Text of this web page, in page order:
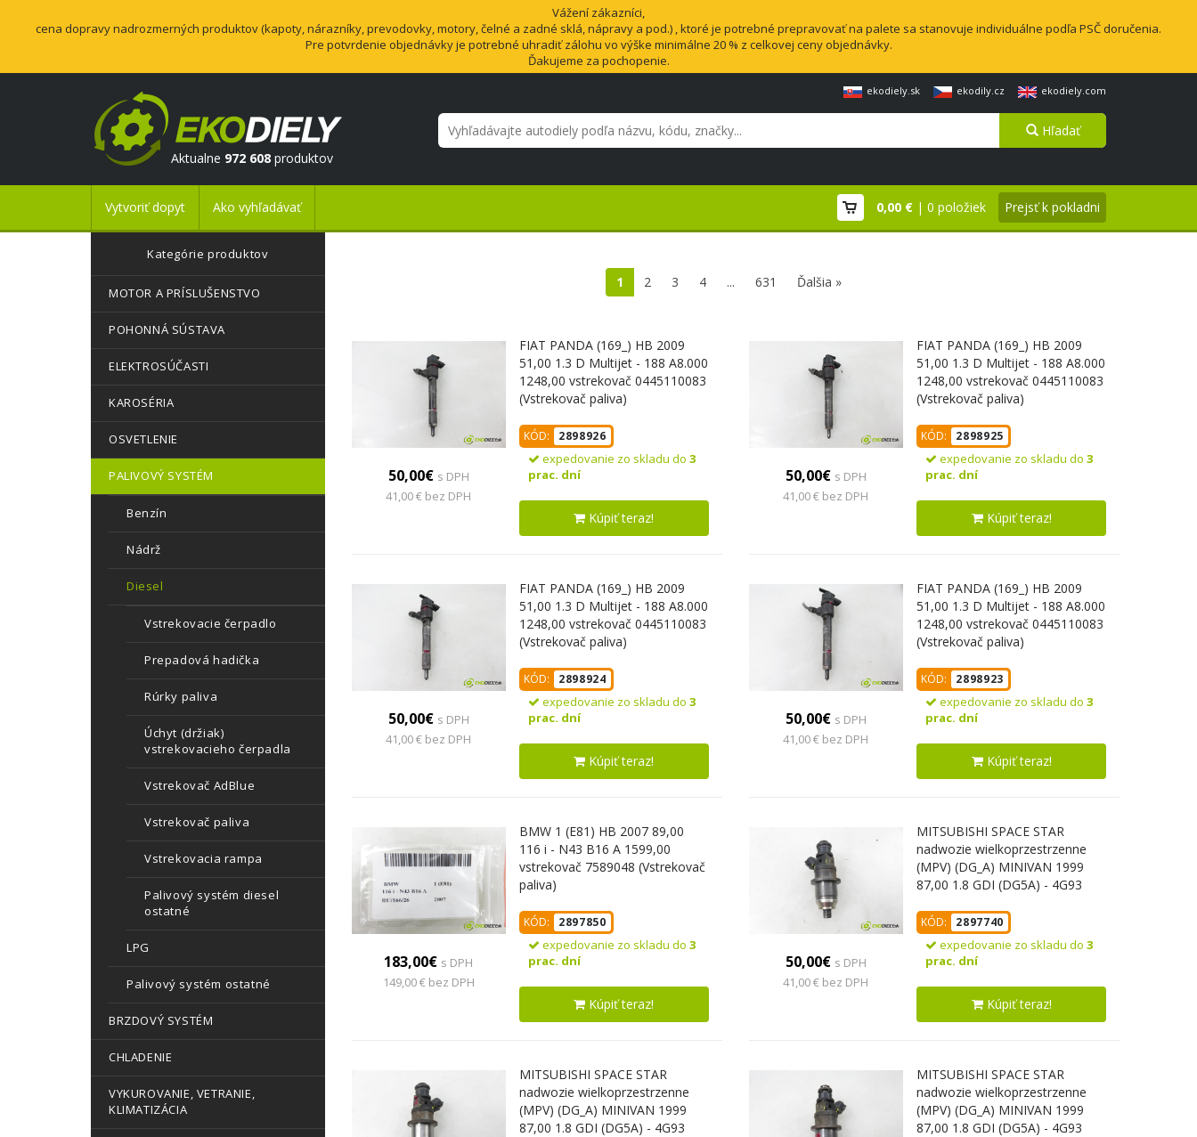
Vážení zákazníci,
cena dopravy nadrozmerných produktov (kapoty, nárazníky, prevodovky, motory, čelné a zadné sklá, nápravy a pod.) , ktoré je potrebné prepravovať na palete sa stanovuje individuálne podľa PSČ doručenia.
Pre potvrdenie objednávky je potrebné uhradiť zálohu vo výške minimálne 20 % z celkovej ceny objednávky.
Ďakujeme za pochopenie.
ekodiely.sk ekodily.cz ekodiely.com
Aktualne 972 608 produktov
Hľadať
Vytvoriť dopyt Ako vyhľadávať 0,00 € | 0 položiek Prejsť k pokladni
Kategórie produktov
MOTOR A PRÍSLUŠENSTVO
POHONNÁ SÚSTAVA
ELEKTROSÚČASTI
KAROSÉRIA
OSVETLENIE
PALIVOVÝ SYSTÉM
Benzín
Nádrž
Diesel
Vstrekovacie čerpadlo
Prepadová hadička
Rúrky paliva
Úchyt (držiak)
vstrekovacieho čerpadla
Vstrekovač AdBlue
Vstrekovač paliva
Vstrekovacia rampa
Palivový systém diesel
ostatné
LPG
Palivový systém ostatné
BRZDOVÝ SYSTÉM
CHLADENIE
VYKUROVANIE, VETRANIE,
KLIMATIZÁCIA
1 2 3 4 ... 631 Ďalšia »
50,00€ s DPH
41,00 € bez DPH
FIAT PANDA (169_) HB 2009
51,00 1.3 D Multijet - 188 A8.000
1248,00 vstrekovač 0445110083
(Vstrekovač paliva)
KÓD: 2898926
expedovanie zo skladu do 3
prac. dní
Kúpiť teraz!
50,00€ s DPH
41,00 € bez DPH
FIAT PANDA (169_) HB 2009
51,00 1.3 D Multijet - 188 A8.000
1248,00 vstrekovač 0445110083
(Vstrekovač paliva)
KÓD: 2898925
expedovanie zo skladu do3
prac. dní
Kúpiť teraz!
50,00€ s DPH
41,00 € bez DPH
FIAT PANDA (169_) HB 2009
51,00 1.3 D Multijet - 188 A8.000
1248,00 vstrekovač 0445110083
(Vstrekovač paliva)
KÓD: 2898924
expedovanie zo skladu do 3
prac. dní
Kúpiť teraz!
50,00€ s DPH
41,00 € bez DPH
FIAT PANDA (169_) HB 2009
51,00 1.3 D Multijet - 188 A8.000
1248,00 vstrekovač 0445110083
(Vstrekovač paliva)
KÓD: 2898923
expedovanie zo skladu do3
prac. dní
Kúpiť teraz!
183,00€ s DPH
149,00 € bez DPH
BMW 1 (E81) HB 2007 89,00
116 i - N43 B16 A 1599,00
vstrekovač 7589048 (Vstrekovač
paliva)
KÓD: 2897850
expedovanie zo skladu do 3
prac. dní
Kúpiť teraz!
50,00€ s DPH
41,00 € bez DPH
MITSUBISHI SPACE STAR
nadwozie wielkoprzestrzenne
(MPV) (DG_A) MINIVAN 1999
87,00 1.8 GDI (DG5A) - 4G93
E7T05071 ; DIM1000G
(Vstrekovač paliva)
KÓD: 2897740
expedovanie zo skladu do3
prac. dní
Kúpiť teraz!
MITSUBISHI SPACE STAR
nadwozie wielkoprzestrzenne
(MPV) (DG_A) MINIVAN 1999
87,00 1.8 GDI (DG5A) - 4G93
MITSUBISHI SPACE STAR
nadwozie wielkoprzestrzenne
(MPV) (DG_A) MINIVAN 1999
87,00 1.8 GDI (DG5A) - 4G93